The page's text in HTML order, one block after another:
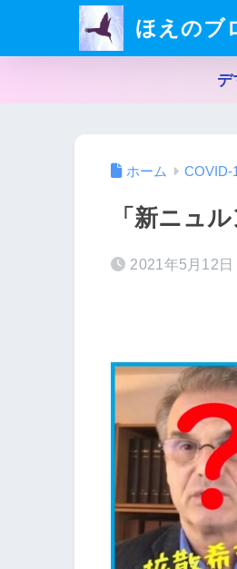
ほえのブ
デ
ホーム COVID-
「新ニュ
2021年5月12日